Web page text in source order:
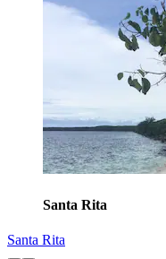
Santa Rita
Santa Rita